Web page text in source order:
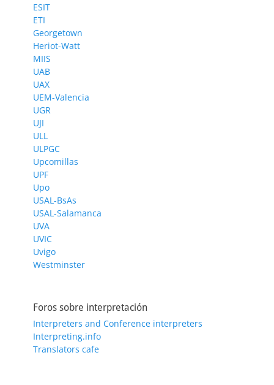
ESIT
ETI
Georgetown
Heriot-Watt
MIIS
UAB
UAX
UEM-Valencia
UGR
UJI
ULL
ULPGC
Upcomillas
UPF
Upo
USAL-BsAs
USAL-Salamanca
UVA
UVIC
Uvigo
Westminster
Foros sobre interpretación
Interpreters and Conference interpreters
Interpreting.info
Translators cafe